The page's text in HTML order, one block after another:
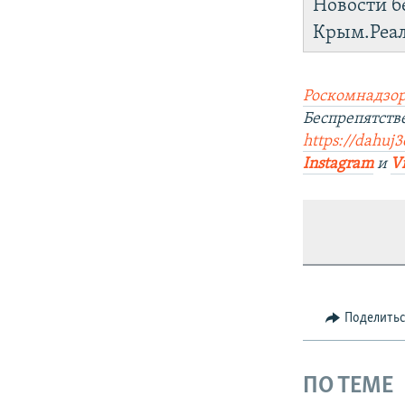
Новости
https://
Instagramи
ПО ТЕМЕ